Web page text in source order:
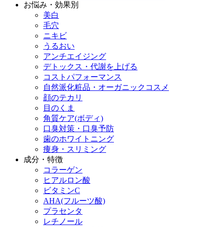
お悩み・効果別
美白
毛穴
ニキビ
うるおい
アンチエイジング
デトックス・代謝を上げる
コストパフォーマンス
自然派化粧品・オーガニックコスメ
顔のテカリ
目のくま
角質ケア(ボディ)
口臭対策・口臭予防
歯のホワイトニング
痩身・スリミング
成分・特徴
コラーゲン
ヒアルロン酸
ビタミンC
AHA(フルーツ酸)
プラセンタ
レチノール